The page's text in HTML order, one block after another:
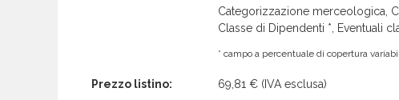
Categorizzazione merceologica,
Classe di Dipendenti *, Eventuali
* campo a percentuale di copertura
Prezzo listino: 69,81 € (IVA esclusa)